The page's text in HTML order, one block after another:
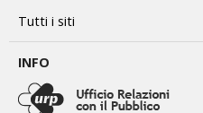
Tutti i siti
INFO